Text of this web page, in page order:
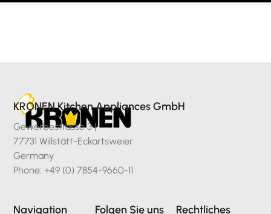
KRONEN Kitchen Appliances GmbH
Gewerbestrasse 3 |
77731 Willstätt-Eckartsweier
Germany
Phone: +49 (0) 7854-9660-11
Navigation Folgen Sie uns Rechtliches